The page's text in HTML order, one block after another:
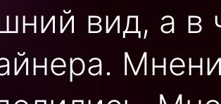
вид, а в